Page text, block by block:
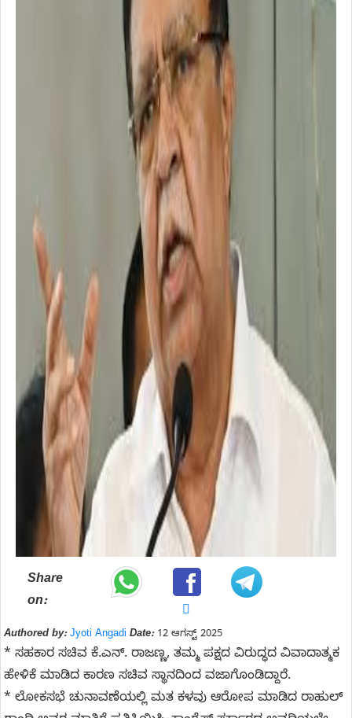
Share
on:
Authored by: Jyoti Angadi Date:12 ಆಗಸ್ಟ್ 2025
* ಸಹಕಾರ ಸಚಿವ ಕೆ.ಎನ್. ರಾಜಣ್ಣ, ತಮ್ಮ ಪಕ್ಷದ ವಿರುದ್ಧದ ವಿವಾದಾತ್ಮಕ
ಹೇಳಿಕೆ ಮಾಡಿದ ಕಾರಣ ಸಚಿವ ಸ್ಥಾನದಿಂದ ವಜಾಗೊಂಡಿದ್ದಾರೆ.
* ಲೋಕಸಭೆ ಚುನಾವಣೆಯಲ್ಲಿ ಮತ ಕಳವು ಆರೋಪ ಮಾಡಿದ ರಾಹುಲ್